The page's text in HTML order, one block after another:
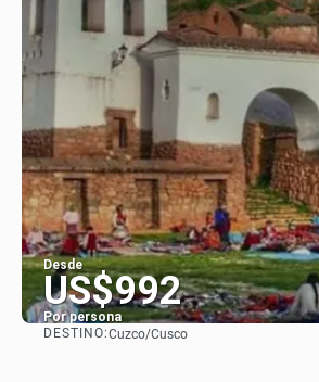
Desde
US$992
Por persona
DESTINO:Cuzco/Cusco